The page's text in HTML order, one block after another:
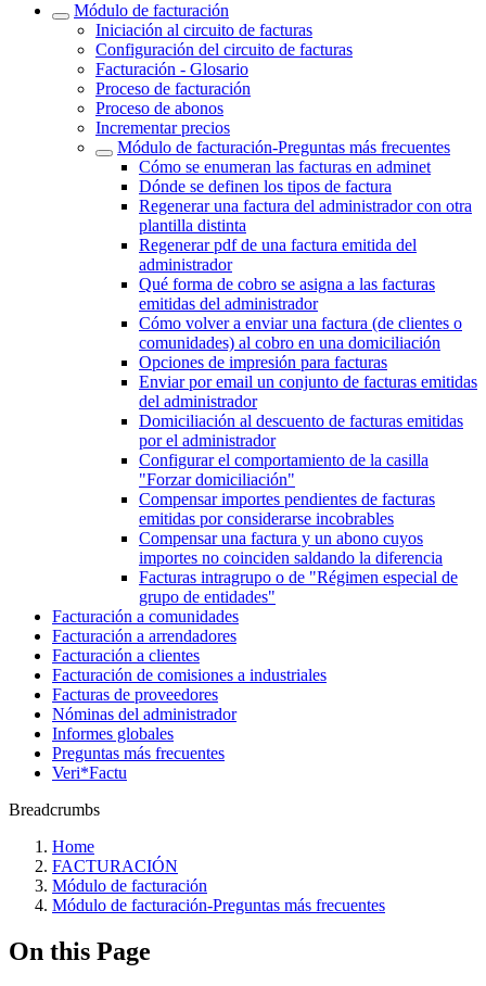
Módulo de facturación
Iniciación al circuito de facturas
Configuración del circuito de facturas
Facturación - Glosario
Proceso de facturación
Proceso de abonos
Incrementar precios
Módulo de facturación‎-Preguntas más frecuentes‎
Cómo se enumeran las facturas en adminet
Dónde se definen los tipos de factura
Regenerar una factura del administrador con otra
plantilla distinta
Regenerar pdf de una factura emitida del
administrador
Qué forma de cobro se asigna a las facturas
emitidas del administrador
Cómo volver a enviar una factura (de clientes o
comunidades) al cobro en una domiciliación
Opciones de impresión para facturas
Enviar por email un conjunto de facturas emitidas
del administrador
Domiciliación al descuento de facturas emitidas
por el administrador
Configurar el comportamiento de la casilla
"Forzar domiciliación"
Compensar importes pendientes de facturas
emitidas por considerarse incobrables
Compensar una factura y un abono cuyos
importes no coinciden saldando la diferencia
Facturas intragrupo o de "Régimen especial de
grupo de entidades"
Facturación a comunidades
Facturación a arrendadores
Facturación a clientes
Facturación de comisiones a industriales
Facturas de proveedores
Nóminas del administrador
Informes globales
Preguntas más frecuentes
Veri*Factu
Breadcrumbs
Home
FACTURACIÓN
Módulo de facturación
Módulo de facturación‎-Preguntas más frecuentes‎
On this Page